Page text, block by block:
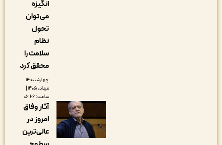
می‌توان
سلامت را
محقق کرد
چهارشنبه ۱۴
مرداد, ۱۴۰۵ |
آثار وفاق
امروز در
عالی‌ترین